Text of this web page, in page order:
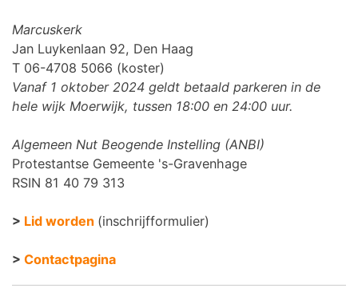
Marcuskerk
Jan Luykenlaan 92, Den Haag
T 06-4708 5066 (koster)
Vanaf 1 oktober 2024 geldt betaald parkeren in de
hele wijk Moerwijk, tussen 18:00 en 24:00 uur.
Algemeen Nut Beogende Instelling (ANBI)
Protestantse Gemeente 's-Gravenhage
RSIN 81 40 79 313
> Lid worden (inschrijfformulier)
> Contactpagina